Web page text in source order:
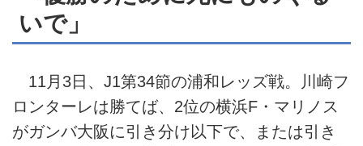
いで」
11月3日、J1第34節の浦和レッズ戦。川崎フ
ロンターレは勝てば、2位の横浜F・マリノス
がガンバ大阪に引き分け以下で、または引き